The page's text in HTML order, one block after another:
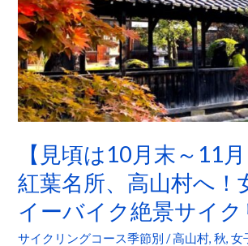
【見頃は10月末～11
紅葉名所、高山村へ！
イーバイク絶景サイ
サイクリングコース季節別 /高山村,秋,女
末
～
11
月】
長
野
葉
名
所、